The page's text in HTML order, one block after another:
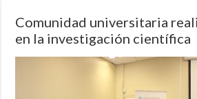
Comunidad universitaria
en la investigación científica